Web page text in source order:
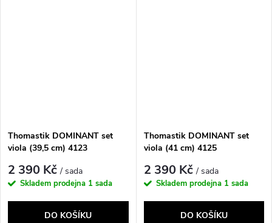
Thomastik DOMINANT set
viola (39,5 cm) 4123
2 390 Kč/ sada
Skladem prodejna 1 sada
DO KOŠÍKU
Thomastik DOMINANT set
viola (41 cm) 4125
2 390 Kč/ sada
Skladem prodejna 1 sada
DO KOŠÍKU